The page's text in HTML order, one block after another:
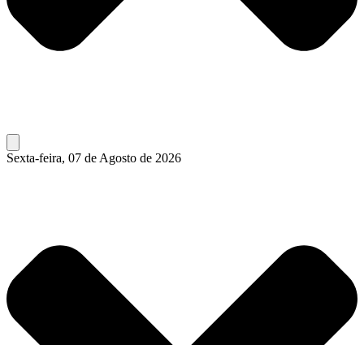
Sexta-feira, 07 de Agosto de 2026